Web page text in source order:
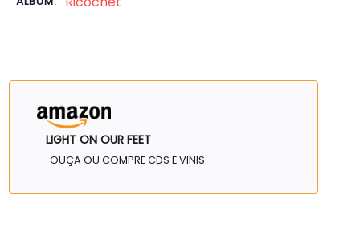
LIGHT ON OUR FEET
OUÇA OU COMPRE CDS E VINIS